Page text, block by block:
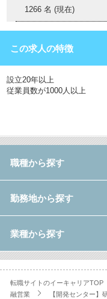
1266 名 (現在)
この求人の特徴
設立20年以上
従業員数が1000人以上
職種から探す
勤務地から探す
業種から探す
転職サイトのイーキャリアTOP
融営業
【開発センター】